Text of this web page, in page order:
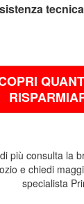
tecnica
più consulta la
e chiedi
specialista